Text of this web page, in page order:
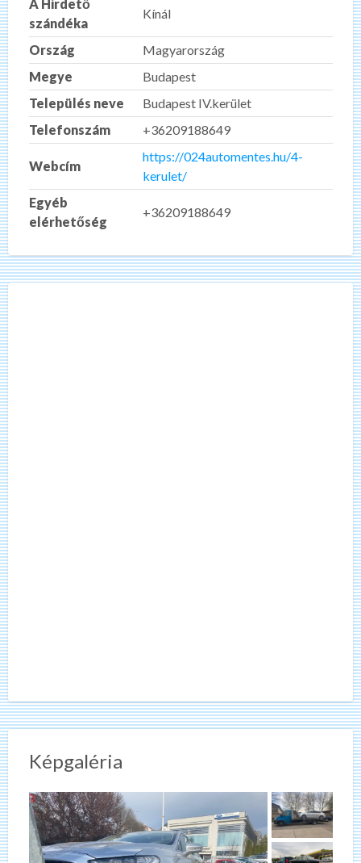
A Hirdető
szándéka
Kínál
Ország
Magyarország
Megye
Budapest
Település neve
Budapest IV.kerület
Telefonszám
+36209188649
Webcím
https://024automentes.hu/4-
kerulet/
Egyéb
elérhetőség
+36209188649
Képgaléria